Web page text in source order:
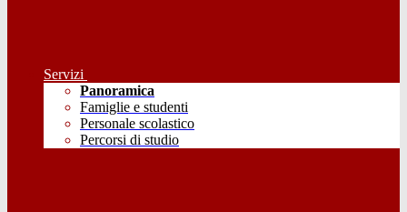
Servizi
Panoramica
Famiglie e studenti
Personale scolastico
Percorsi di studio